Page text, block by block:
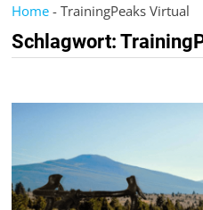
Home -TrainingPeaks Virtual
Schlagwort: